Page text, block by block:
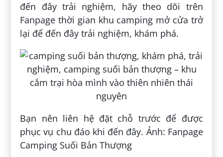
đến đây trải nghiệm, hãy theo dõi trên
Fanpage thời gian khu camping mở cửa trở
lại để đến đây trải nghiệm, khám phá.
Bạn nên liên hệ đặt chỗ trước để được
phục vụ chu đáo khi đến đây. Ảnh: Fanpage
Camping Suối Bản Thượng